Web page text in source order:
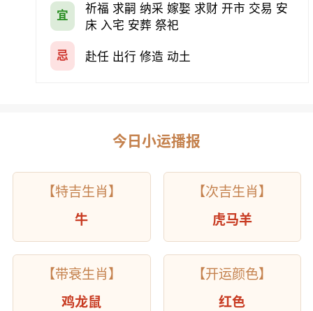
宜
祈福 求嗣 纳采 嫁娶 求财 开市 交易 安
床 入宅 安葬 祭祀
忌 赴任 出行 修造 动土
今日小运播报
【特吉生肖】
牛
【次吉生肖】
虎马羊
【带衰生肖】
鸡龙鼠
【开运颜色】
红色